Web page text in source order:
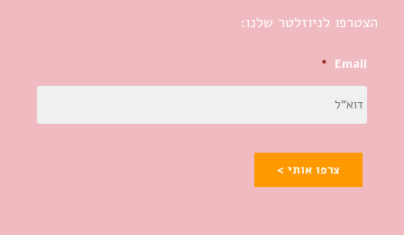
הצטרפו לניוזלטר שלנו:
Email
*
צרפו אותי >